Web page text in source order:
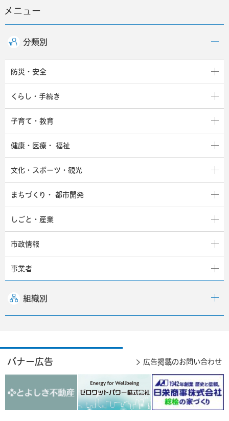
メニュー
分類別
防災・安全
くらし・手続き
子育て・教育
健康・医療・ 福祉
文化・スポーツ・観光
まちづくり・ 都市開発
しごと・産業
市政情報
事業者
組織別
バナー広告 広告掲載のお問い合わせ